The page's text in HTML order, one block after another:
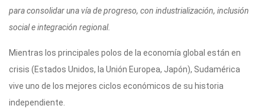
para consolidar una vía de progreso, con industrialización, inclusión
social e integración regional.
Mientras los principales polos de la economía global están en
crisis (Estados Unidos, la Unión Europea, Japón), Sudamérica
vive uno de los mejores ciclos económicos de su historia
independiente.